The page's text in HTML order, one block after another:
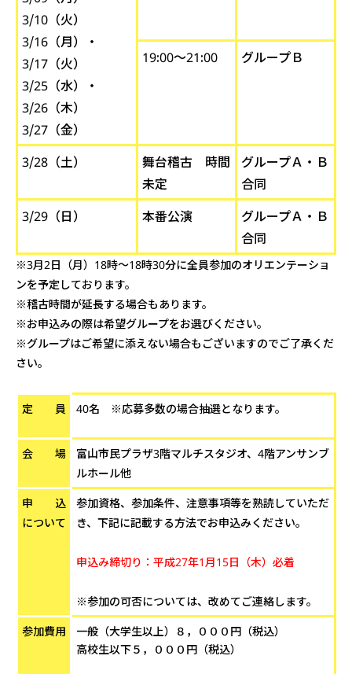
3/10（火）
3/16（月）・
3/17（火）
3/25（水）・
3/26（木）
3/27（金）
19:00～21:00 グループＢ
3/28（土）
舞台稽古 時間
未定
グループＡ・Ｂ
合同
3/29（日）
本番公演
グループＡ・Ｂ
合同
※3月2日（月）18時～18時30分に全員参加のオリエンテーショ
ンを予定しております。
※稽古時間が延長する場合もあります。
※お申込みの際は希望グループをお選びください。
※グループはご希望に添えない場合もございますのでご了承くだ
さい。
定 員 40名 ※応募多数の場合抽選となります。
会 場
富山市民プラザ3階マルチスタジオ、4階アンサンブ
ルホール他
申 込
について
参加資格、参加条件、注意事項等を熟読していただ
き、下記に記載する方法でお申込みください。
申込み締切り：平成27年1月15日（木）必着
※参加の可否については、改めてご連絡します。
参加費用
一般（大学生以上）８，０００円（税込）
高校生以下５，０００円（税込）